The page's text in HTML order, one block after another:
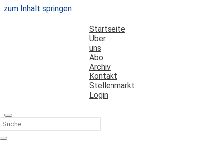
zum Inhalt springen
Startseite
Über
uns
Abo
Archiv
Kontakt
Stellenmarkt
Login
Kategorie